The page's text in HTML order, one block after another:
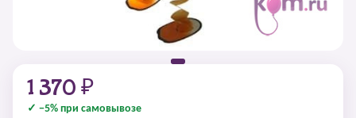
1 370 ₽
✓ −5% при самовывозе